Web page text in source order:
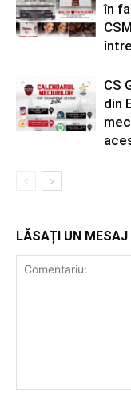
în
CS
din
LĂSAȚI UN MESAJ